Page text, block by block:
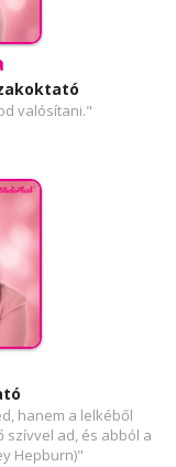
valósítani."
hanem a lelkéből
ad, és abból a
Hepburn)"